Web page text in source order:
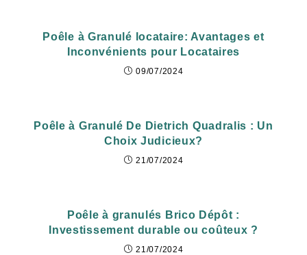
Poêle à Granulé locataire: Avantages et
Inconvénients pour Locataires
09/07/2024
Poêle à Granulé De Dietrich Quadralis : Un
Choix Judicieux?
21/07/2024
Poêle à granulés Brico Dépôt :
Investissement durable ou coûteux ?
21/07/2024